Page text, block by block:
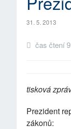
31. 5. 2013
čas čtení
tisková
Prezident
zákonů: